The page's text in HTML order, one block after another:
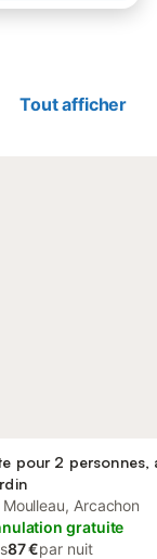
Tout afficher
pour 2 personnes,
Moulleau, Arcachon
gratuite
87 €par nuit